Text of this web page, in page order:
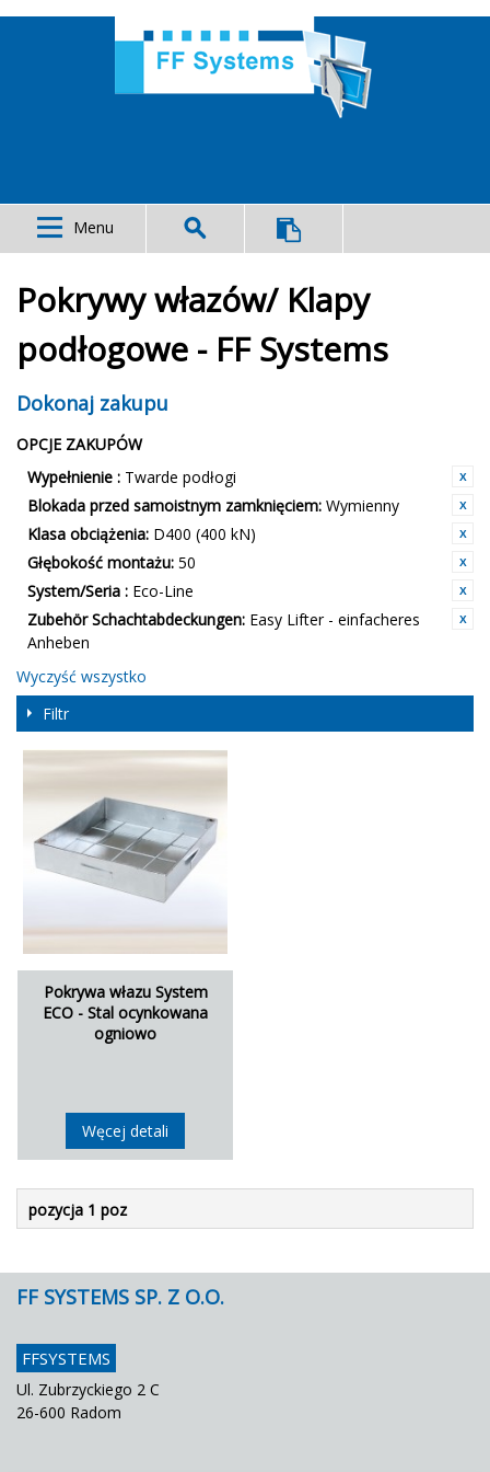
Menu
Pokrywy włazów/ Klapy
podłogowe - FF Systems
Dokonaj zakupu
OPCJE ZAKUPÓW
Wypełnienie : Twarde podłogi
Blokada przed samoistnym zamknięciem: Wymienny
Klasa obciążenia: D400 (400 kN)
Głębokość montażu: 50
System/Seria : Eco-Line
Zubehör Schachtabdeckungen: Easy Lifter - einfacheres
Anheben
Wyczyść wszystko
Filtr
Pokrywa włazu System
ECO - Stal ocynkowana
ogniowo
Węcej detali
pozycja 1 poz
FF SYSTEMS SP. Z O.O.
FFSYSTEMS
Ul. Zubrzyckiego 2 C
26-600 Radom